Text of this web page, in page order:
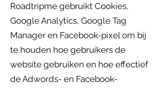
Roadtripme gebruikt Cookies,
Google Analytics, Google Tag
Manager en Facebook-pixel om bij
te houden hoe gebruikers de
website gebruiken en hoe effectief
de Adwords- en Facebook-